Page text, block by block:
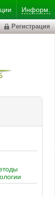
Информ.
Регистрация